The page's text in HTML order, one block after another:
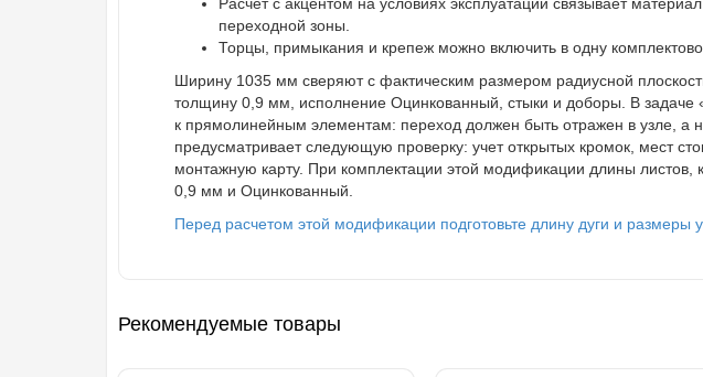
переходной зоны.
Торцы, примыкания и крепеж можно включить в одну
Ширину 1035 мм сверяют с фактическим размером радиусной
толщину 0,9 мм, исполнение Оцинкованный, стыки и доборы. В задаче
к прямолинейным элементам: переход должен быть отражен в узле, а
предусматривает следующую проверку: учет открытых кромок, мест
монтажную карту. При комплектации этой модификации длины
0,9 мм и Оцинкованный.
Перед расчетом этой модификации подготовьте длину дуги и
Рекомендуемые товары